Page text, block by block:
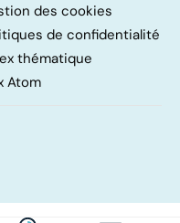
des cookies
de confidentialité
thématique
Atom